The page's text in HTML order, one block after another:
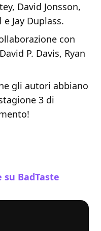
David Jonsson,
Jay Duplass.
con
P. Davis, Ryan
gli autori abbiano
3 di
BadTaste